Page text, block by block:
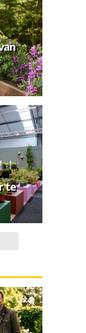
te